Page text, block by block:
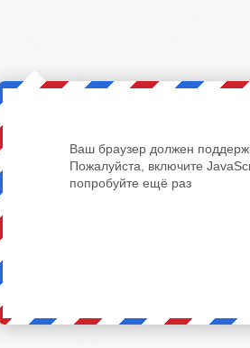
Ваш браузер должен
Пожалуйста, включите
попробуйте ещё раз